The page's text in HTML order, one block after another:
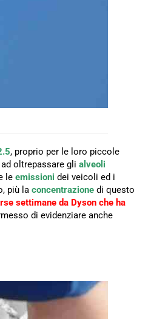
, proprio per le loro piccole
oltrepassare gli alveoli
le emissioni dei veicoli ed i
più la concentrazione di questo
settimane da Dyson che ha
di evidenziare anche